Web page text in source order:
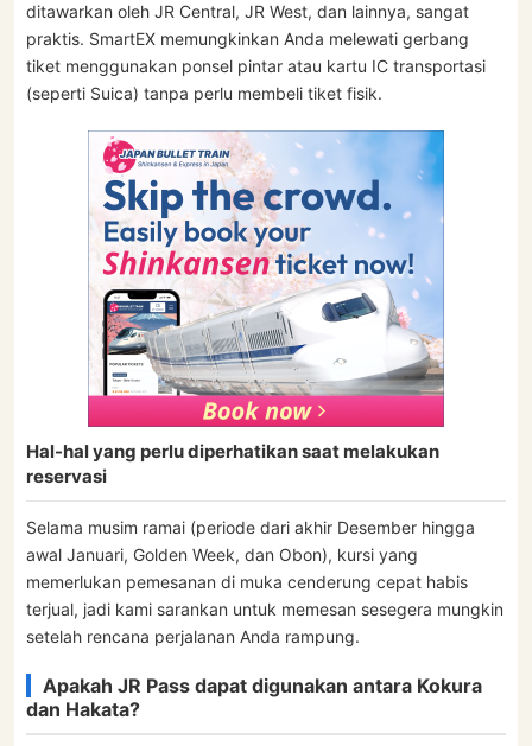
ditawarkan oleh JR Central, JR West, dan lainnya, sangat
praktis. SmartEX memungkinkan Anda melewati gerbang
tiket menggunakan ponsel pintar atau kartu IC transportasi
(seperti Suica) tanpa perlu membeli tiket fisik.
Hal-hal yang perlu diperhatikan saat melakukan
reservasi
Selama musim ramai (periode dari akhir Desember hingga
awal Januari, Golden Week, dan Obon), kursi yang
memerlukan pemesanan di muka cenderung cepat habis
terjual, jadi kami sarankan untuk memesan sesegera mungkin
setelah rencana perjalanan Anda rampung.
Apakah JR Pass dapat digunakan antara Kokura
dan Hakata?